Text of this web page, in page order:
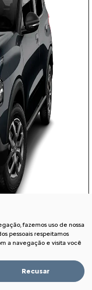
fazemos uso de nossa
pessoais respeitamos
a navegação e visita você
Recusar